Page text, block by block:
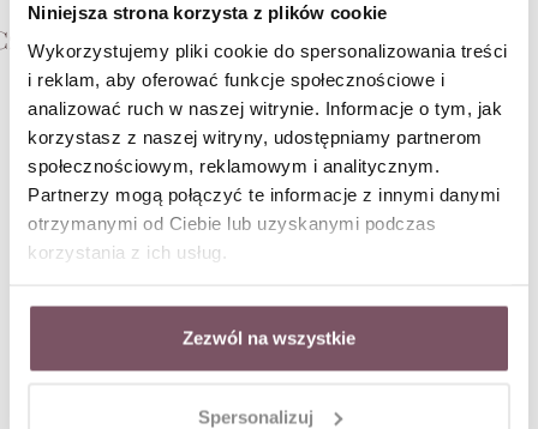
Niniejsza strona korzysta z plików cookie
Wykorzystujemy pliki cookie do spersonalizowania treści
i reklam, aby oferować funkcje społecznościowe i
analizować ruch w naszej witrynie. Informacje o tym, jak
korzystasz z naszej witryny, udostępniamy partnerom
społecznościowym, reklamowym i analitycznym.
Partnerzy mogą połączyć te informacje z innymi danymi
otrzymanymi od Ciebie lub uzyskanymi podczas
korzystania z ich usług.
Zezwól na wszystkie
Spersonalizuj
stylizacjach, w szkatułce, w małym rytuale
zakładania ulubionych kolczyków albo
w symbolu, który przypomina o konkretnej
osobie, momencie czy emocji.
dalej
Styl nie jest
fanką klasyki
wyglądać
charms,
Czytaj
Newsletter
nowinek modowych.